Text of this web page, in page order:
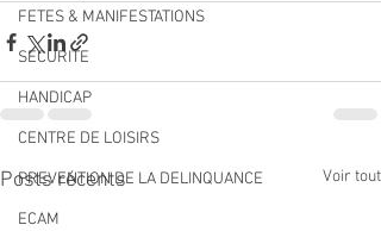
FETES & MANIFESTATIONS
SECURITE
HANDICAP
CENTRE DE LOISIRS
PREVENTION DE LA DELINQUANCE
ECAM
Posts récents Voir tout